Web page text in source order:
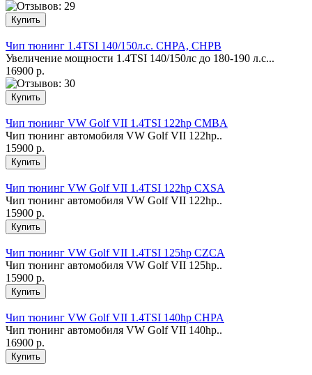
Чип тюнинг 1.4TSI 140/150л.с. CHPA, CHPB
Увеличение мощности 1.4TSI 140/150лс до 180-190 л.с...
16900 р.
Чип тюнинг VW Golf VII 1.4TSI 122hp CMBA
Чип тюнинг автомобиля VW Golf VII 122hp..
15900 р.
Чип тюнинг VW Golf VII 1.4TSI 122hp CXSA
Чип тюнинг автомобиля VW Golf VII 122hp..
15900 р.
Чип тюнинг VW Golf VII 1.4TSI 125hp CZCA
Чип тюнинг автомобиля VW Golf VII 125hp..
15900 р.
Чип тюнинг VW Golf VII 1.4TSI 140hp CHPA
Чип тюнинг автомобиля VW Golf VII 140hp..
16900 р.